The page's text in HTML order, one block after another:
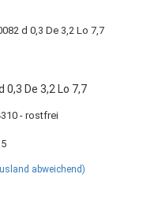
De 3,2 Lo 7,7
- rostfrei
abweichend)